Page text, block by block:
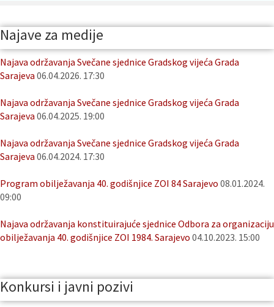
Najave za medije
Najava održavanja Svečane sjednice Gradskog vijeća Grada
Sarajeva 06.04.2026. 17:30
Najava održavanja Svečane sjednice Gradskog vijeća Grada
Sarajeva 06.04.2025. 19:00
Najava održavanja Svečane sjednice Gradskog vijeća Grada
Sarajeva 06.04.2024. 17:30
Program obilježavanja 40. godišnjice ZOI 84 Sarajevo 08.01.2024.
09:00
Najava održavanja konstituirajuće sjednice Odbora za organizaciju
obilježavanja 40. godišnjice ZOI 1984. Sarajevo 04.10.2023. 15:00
Konkursi i javni pozivi